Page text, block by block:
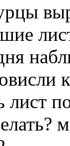
лист